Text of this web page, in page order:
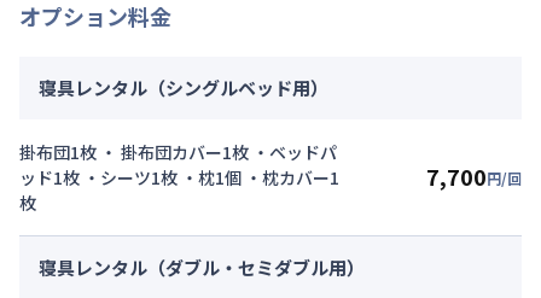
オプション料金
寝具レンタル（シングルベッド用）
掛布団1枚 ・ 掛布団カバー1枚 ・ベッドパ
ッド1枚 ・シーツ1枚 ・枕1個 ・枕カバー1
枚
7,700円/回
寝具レンタル（ダブル・セミダブル用）